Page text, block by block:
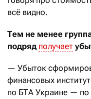
всё видно.
Тем не менее
подряд получает
— Убыток
финансовых
по БТА Украине —